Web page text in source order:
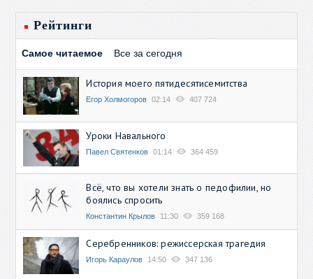
Рейтинги
Самое читаемое Все за сегодня
История моего пятидесятисемитства
Егор Холмогоров 02:14 407 724
Уроки Навального
Павел Святенков 01:14 364 459
Всё, что вы хотели знать о педофилии, но
боялись спросить
Константин Крылов 11:30 359 168
Серебренников: режиссерская трагедия
Игорь Караулов 14:50 347 136